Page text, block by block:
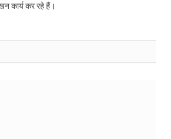
कार्य कर रहे हैं।